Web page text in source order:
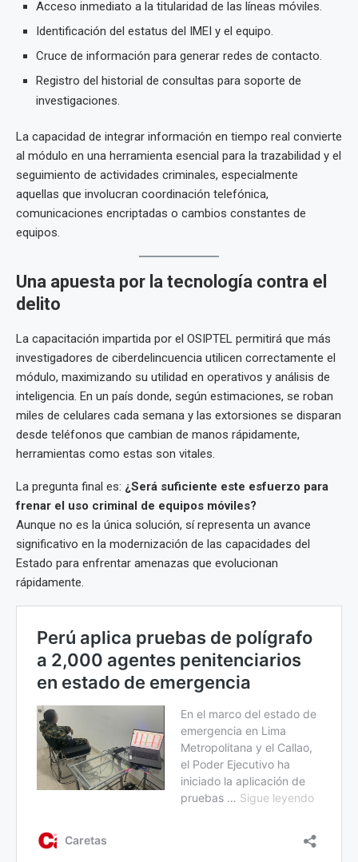
Acceso inmediato a la titularidad de las líneas móviles.
Identificación del estatus del IMEI y el equipo.
Cruce de información para generar redes de contacto.
Registro del historial de consultas para soporte de
investigaciones.
La capacidad de integrar información en tiempo real convierte
al módulo en una herramienta esencial para la trazabilidad y el
seguimiento de actividades criminales, especialmente
aquellas que involucran coordinación telefónica,
comunicaciones encriptadas o cambios constantes de
equipos.
Una apuesta por la tecnología contra el
delito
La capacitación impartida por el OSIPTEL permitirá que más
investigadores de ciberdelincuencia utilicen correctamente el
módulo, maximizando su utilidad en operativos y análisis de
inteligencia. En un país donde, según estimaciones, se roban
miles de celulares cada semana y las extorsiones se disparan
desde teléfonos que cambian de manos rápidamente,
herramientas como estas son vitales.
La pregunta final es: ¿Será suficiente este esfuerzo para
frenar el uso criminal de equipos móviles?
Aunque no es la única solución, sí representa un avance
significativo en la modernización de las capacidades del
Estado para enfrentar amenazas que evolucionan
rápidamente.